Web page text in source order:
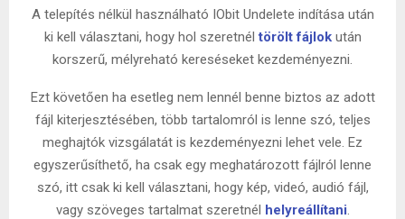
A telepítés nélkül használható IObit Undelete indítása után
ki kell választani, hogy hol szeretnéltörölt fájlokután
korszerű, mélyreható kereséseket kezdeményezni.
Ezt követően ha esetleg nem lennél benne biztos az adott
fájl kiterjesztésében, több tartalomról is lenne szó, teljes
meghajtók vizsgálatát is kezdeményezni lehet vele. Ez
egyszerűsíthető, ha csak egy meghatározott fájlról lenne
szó, itt csak ki kell választani, hogy kép, videó, audió fájl,
vagy szöveges tartalmat szeretnél helyreállítani